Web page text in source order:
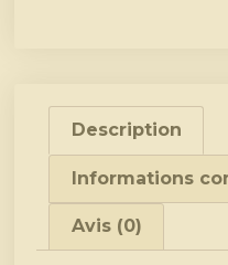
Description
Informations
Avis (0)